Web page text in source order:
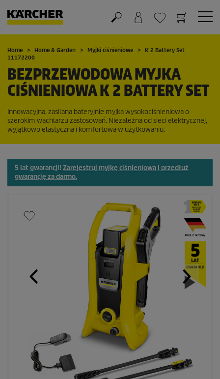
Koszyk
Lista życzeń
Home Home & Garden Myjki ciśnieniowe
K 2 Battery Set
11172200
BEZPRZEWODOWA MYJKA
CIŚNIENIOWA K 2 BATTERY SET
Innowacyjna, zasilana bateryjnie myjka wysokociśnieniowa o
szerokim wachlarzu zastosowań. Niezależna od sieci elektrycznej,
wyjątkowo elastyczna i komfortowa w użytkowaniu.
5 lat gwarancji! Zarejestruj myjkę ciśnieniową i przedłuż
gwarancję za darmo.